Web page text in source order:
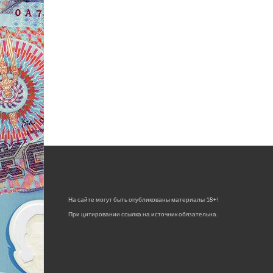
На сайте могут быть опубликованы материалы 18+!
При цитировании ссылка на источник обязательна.